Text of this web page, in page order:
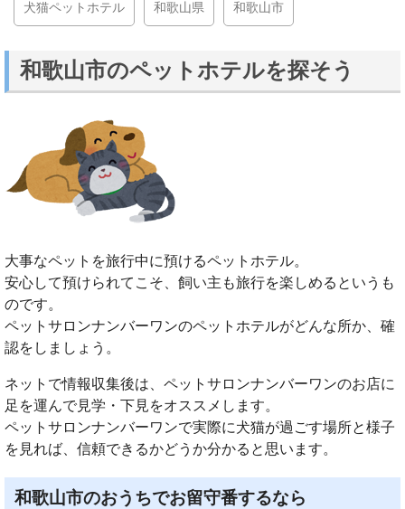
犬猫ペットホテル 和歌山県 和歌山市
和歌山市のペットホテルを探そう
大事なペットを旅行中に預けるペットホテル。
安心して預けられてこそ、飼い主も旅行を楽しめるというも
のです。
ペットサロンナンバーワンのペットホテルがどんな所か、確
認をしましょう。
ネットで情報収集後は、ペットサロンナンバーワンのお店に
足を運んで見学・下見をオススメします。
ペットサロンナンバーワンで実際に犬猫が過ごす場所と様子
を見れば、信頼できるかどうか分かると思います。
和歌山市のおうちでお留守番するなら